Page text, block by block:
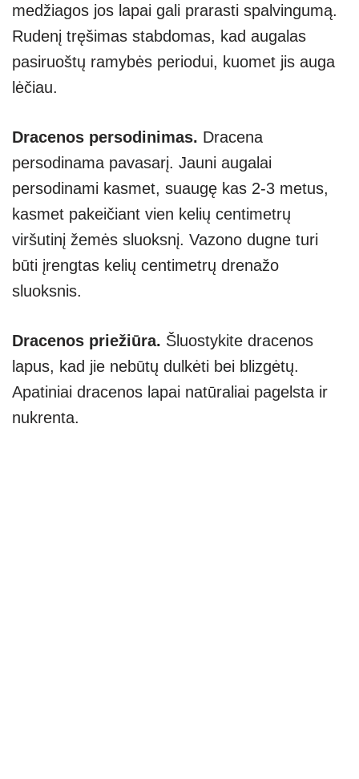
medžiagos jos lapai gali prarasti spalvingumą.
Rudenį tręšimas stabdomas, kad augalas
pasiruoštų ramybės periodui, kuomet jis auga
lėčiau.
Dracenos persodinimas. Dracena
persodinama pavasarį. Jauni augalai
persodinami kasmet, suaugę kas 2-3 metus,
kasmet pakeičiant vien kelių centimetrų
viršutinį žemės sluoksnį. Vazono dugne turi
būti įrengtas kelių centimetrų drenažo
sluoksnis.
Dracenos priežiūra. Šluostykite dracenos
lapus, kad jie nebūtų dulkėti bei blizgėtų.
Apatiniai dracenos lapai natūraliai pagelsta ir
nukrenta.